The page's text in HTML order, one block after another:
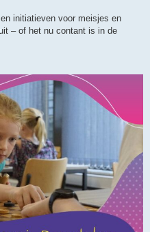
initiatieven voor meisjes en
– of het nu contant is in de